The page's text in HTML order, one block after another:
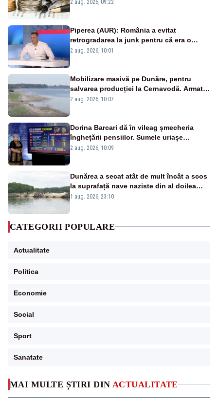
MAI MULTE ȘTIRI DIN ACTUALITATE
2 aug. 2026, 09:22
Piperea (AUR): România a evitat
retrogradarea la junk pentru că era o
catastrofă pentru bănci și fondurile de
2 aug. 2026, 10:01
Mobilizare masivă pe Dunăre, pentru
salvarea producției la Cernavodă. Armata
va detona o stâncă și va devia apa
2 aug. 2026, 10:07
Dorina Barcari dă în vileag șmecheria
înghețării pensiilor. Sumele uriașe
pierdute de fiecare român
2 aug. 2026, 10:09
Dunărea a secat atât de mult încât a scos
la suprafață nave naziste din al doilea
război mondial
1 aug. 2026, 23:10
CATEGORII POPULARE
Actualitate
Politica
Economie
Social
Sport
Sanatate